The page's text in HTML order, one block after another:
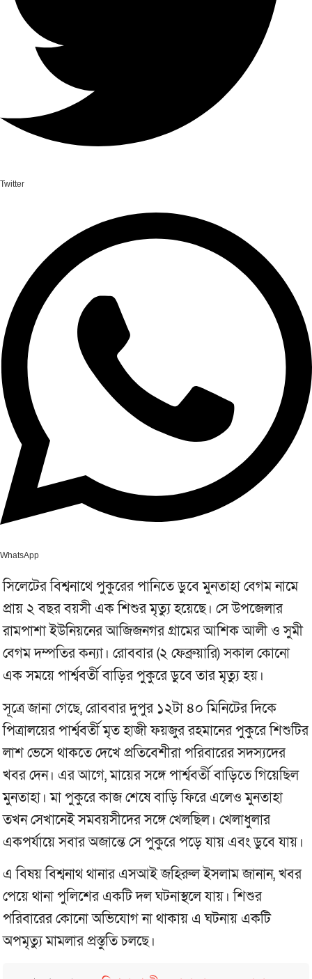
Twitter
WhatsApp
সিলেটের বিশ্বনাথে পুকুরের পানিতে ডুবে মুনতাহা বেগম নামে
প্রায় ২ বছর বয়সী এক শিশুর মৃত্যু হয়েছে। সে উপজেলার
রামপাশা ইউনিয়নের আজিজনগর গ্রামের আশিক আলী ও সুমী
বেগম দম্পতির কন্যা। রোববার (২ ফেব্রুয়ারি) সকাল কোনো
এক সময়ে পার্শ্ববর্তী বাড়ির পুকুরে ডুবে তার মৃত্যু হয়।
সূত্রে জানা গেছে, রোববার দুপুর ১২টা ৪০ মিনিটের দিকে
পিত্রালয়ের পার্শ্ববর্তী মৃত হাজী ফয়জুর রহমানের পুকুরে শিশুটির
লাশ ভেসে থাকতে দেখে প্রতিবেশীরা পরিবারের সদস্যদের
খবর দেন। এর আগে, মায়ের সঙ্গে পার্শ্ববর্তী বাড়িতে গিয়েছিল
মুনতাহা। মা পুকুরে কাজ শেষে বাড়ি ফিরে এলেও মুনতাহা
তখন সেখানেই সমবয়সীদের সঙ্গে খেলছিল। খেলাধুলার
একপর্যায়ে সবার অজান্তে সে পুকুরে পড়ে যায় এবং ডুবে যায়।
এ বিষয় বিশ্বনাথ থানার এসআই জহিরুল ইসলাম জানান, খবর
পেয়ে থানা পুলিশের একটি দল ঘটনাস্থলে যায়। শিশুর
পরিবারের কোনো অভিযোগ না থাকায় এ ঘটনায় একটি
অপমৃত্যু মামলার প্রস্তুতি চলছে।